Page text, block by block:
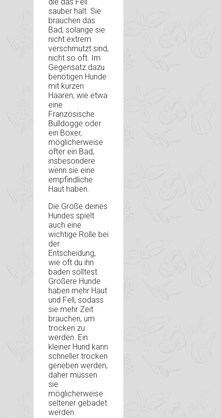
sauber hält. Sie
brauchen das
Bad, solange sie
nicht extrem
verschmutzt sind,
nicht so oft. Im
Gegensatz dazu
benötigen Hunde
mit kurzen
Haaren, wie etwa
eine
Französische
Bulldogge oder
ein Boxer,
möglicherweise
öfter ein Bad,
insbesondere
wenn sie eine
empfindliche
Haut haben.
Die Größe deines
Hundes spielt
auch eine
wichtige Rolle bei
der
Entscheidung,
wie oft du ihn
baden solltest.
Größere Hunde
haben mehr Haut
und Fell, sodass
sie mehr Zeit
brauchen, um
trocken zu
werden. Ein
kleiner Hund kann
schneller trocken
gerieben werden,
daher müssen
sie
möglicherweise
seltener gebadet
werden.